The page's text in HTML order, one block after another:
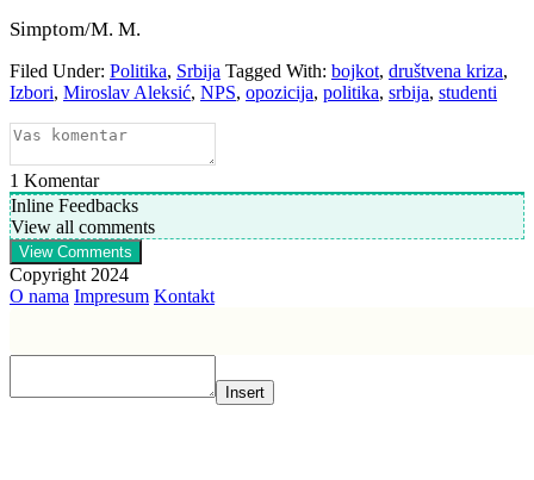
Simptom/M. M.
Filed Under: Politika, Srbija Tagged With: bojkot, društvena kriza,
Izbori, Miroslav Aleksić, NPS, opozicija, politika, srbija, studenti
1 Komentar
Inline Feedbacks
View all comments
View Comments
Copyright 2024
O nama Impresum Kontakt
Insert